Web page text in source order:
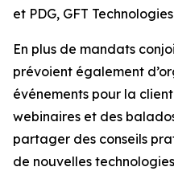
et PDG, GFT
En plus de mandats
prévoient également
événements pour la
webinaires et des
partager des conseils
de nouvelles